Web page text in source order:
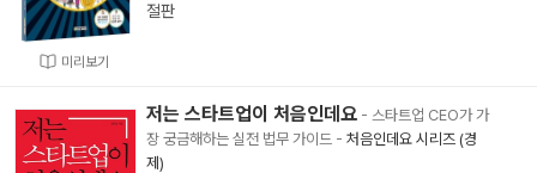
미리보기
절판
저는 스타트업이 처음인데요 - 스타트업 CEO가 가
장 궁금해하는 실전 법무 가이드 - 처음인데요 시리즈 (경
제)